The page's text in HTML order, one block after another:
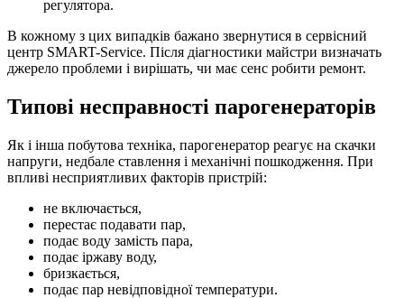
регулятора.
В кожному з цих випадків бажано звернутися в сервісний
центр SMART-Service. Після діагностики майстри визначать
джерело проблеми і вирішать, чи має сенс робити ремонт.
Типові несправності парогенераторів
Як і інша побутова техніка, парогенератор реагує на скачки
напруги, недбале ставлення і механічні пошкодження. При
впливі несприятливих факторів пристрій:
не включається,
перестає подавати пар,
подає воду замість пара,
подає іржаву воду,
бризкається,
подає пар невідповідної температури.